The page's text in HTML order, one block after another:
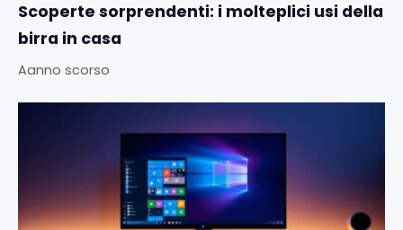
Scoperte sorprendenti: i molteplici usi della
birra in casa
Aanno scorso